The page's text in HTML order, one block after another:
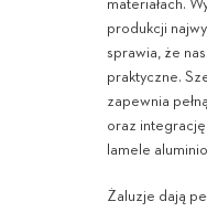
materiałach.
produkcji
sprawia, że
praktyczne.
zapewnia
oraz
lamele
Żaluzje dają